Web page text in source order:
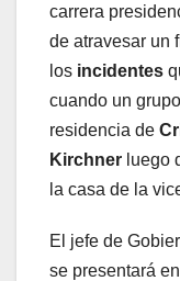
carrera
de atravesar un
los incidentes
cuando un
residencia de
Kirchner luego
la casa de la
El jefe de
se presentará en